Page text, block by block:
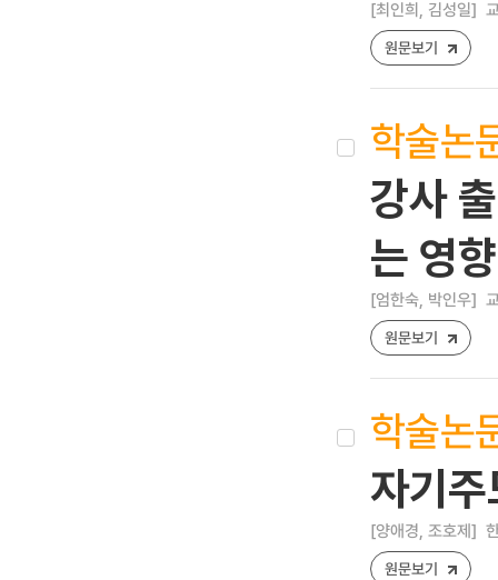
[최인희, 김성일]
원문보기
학술논
강사
는 영향
[엄한숙, 박인우]
원문보기
학술논
자기
[양애경, 조호제]
원문보기